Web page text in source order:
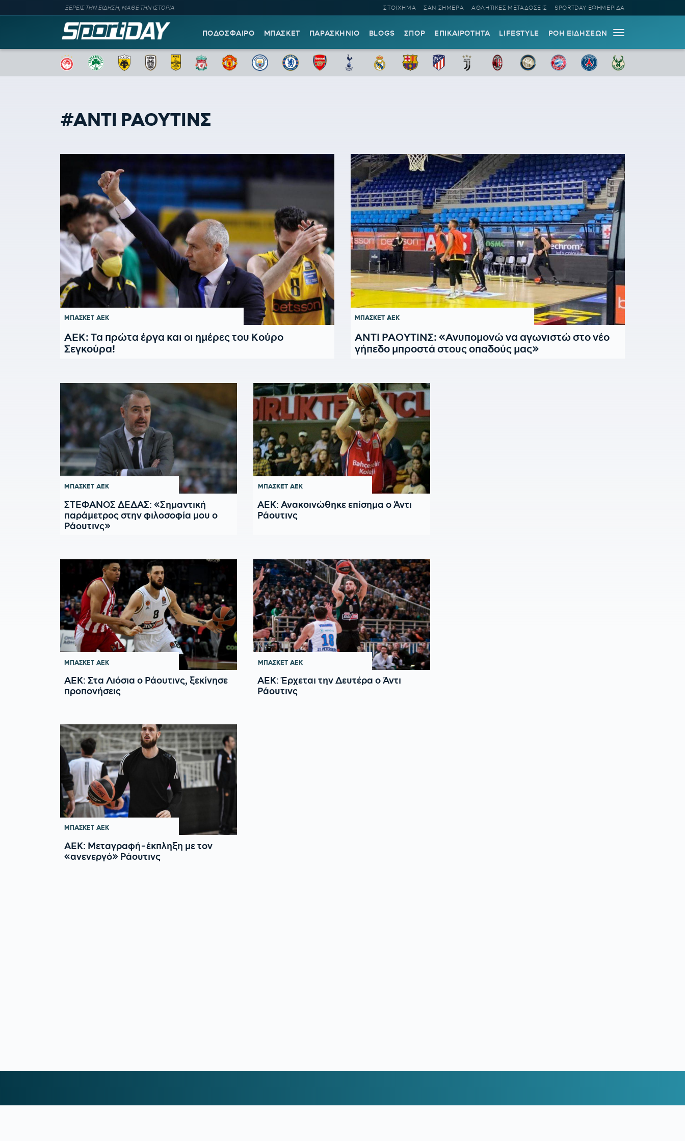
ΞΕΡΕΙΣ ΤΗΝ ΕΙΔΗΣΗ, ΜΑΘΕ ΤΗΝ ΙΣΤΟΡΙΑ ΣΤΟΙΧΗΜΑ ΣΑΝ ΣΗΜΕΡΑ ΑΘΛΗΤΙΚΕΣ ΜΕΤΑΔΟΣΕΙΣ SPORTDAY ΕΦΗΜΕΡΙΔΑ
ΠΟΔΟΣΦΑΙΡΟ ΜΠΑΣΚΕΤ ΠΑΡΑΣΚΗΝΙΟ BLOGS ΣΠΟΡ ΕΠΙΚΑΙΡΟΤΗΤΑ LIFESTYLE ΡΟΗ ΕΙΔΗΣΕΩΝ
#ΑΝΤΙ ΡΑΟΥΤΙΝΣ
ΜΠΑΣΚΕΤ ΑΕΚ
ΑΕΚ: Τα πρώτα έργα και οι ημέρες του Κούρο
Σεγκούρα!
ΜΠΑΣΚΕΤ ΑΕΚ
ΑΝΤΙ ΡΑΟΥΤΙΝΣ: «Ανυπομονώ να αγωνιστώ στο νέο
γήπεδο μπροστά στους οπαδούς μας»
ΜΠΑΣΚΕΤ ΑΕΚ
ΣΤΕΦΑΝΟΣ ΔΕΔΑΣ: «Σημαντική
παράμετρος στην φιλοσοφία μου ο
Ράουτινς»
ΜΠΑΣΚΕΤ ΑΕΚ
ΑΕΚ: Ανακοινώθηκε επίσημα ο Άντι
Ράουτινς
ΜΠΑΣΚΕΤ ΑΕΚ
ΑΕΚ: Στα Λιόσια ο Ράουτινς, ξεκίνησε
προπονήσεις
ΜΠΑΣΚΕΤ ΑΕΚ
ΑΕΚ: Έρχεται την Δευτέρα ο Άντι
Ράουτινς
ΜΠΑΣΚΕΤ ΑΕΚ
ΑΕΚ: Μεταγραφή-έκπληξη με τον
«ανενεργό» Ράουτινς